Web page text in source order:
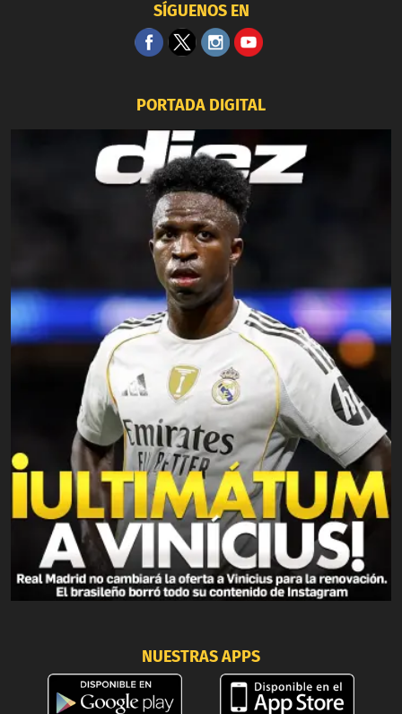
SÍGUENOS EN
PORTADA DIGITAL
NUESTRAS APPS